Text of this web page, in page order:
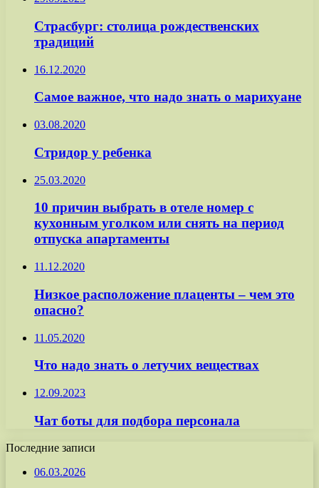
Страсбург: столица рождественских
традиций
16.12.2020
Самое важное, что надо знать о марихуане
03.08.2020
Стридор у ребенка
25.03.2020
10 причин выбрать в отеле номер с
кухонным уголком или снять на период
отпуска апартаменты
11.12.2020
Низкое расположение плаценты – чем это
опасно?
11.05.2020
Что надо знать о летучих веществах
12.09.2023
Чат боты для подбора персонала
Последние записи
06.03.2026